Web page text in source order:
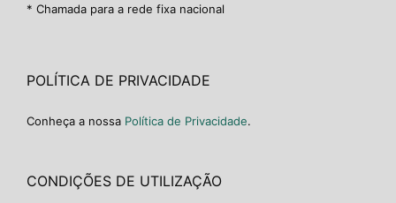
* Chamada para a rede fixa nacional
POLÍTICA DE PRIVACIDADE
Conheça a nossa Política de Privacidade.
CONDIÇÕES DE UTILIZAÇÃO